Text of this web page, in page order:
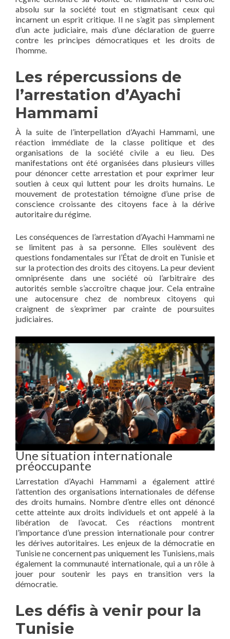
absolu sur la société tout en stigmatisant ceux qui
incarnent un esprit critique. Il ne s’agit pas simplement
d’un acte judiciaire, mais d’une déclaration de guerre
contre les principes démocratiques et les droits de
l’homme.
Les répercussions de
l’arrestation d’Ayachi
Hammami
À la suite de l’interpellation d’Ayachi Hammami, une
réaction immédiate de la classe politique et des
organisations de la société civile a eu lieu. Des
manifestations ont été organisées dans plusieurs villes
pour dénoncer cette arrestation et pour exprimer leur
soutien à ceux qui luttent pour les droits humains. Le
mouvement de protestation témoigne d’une prise de
conscience croissante des citoyens face à la dérive
autoritaire du régime.
Les conséquences de l’arrestation d’Ayachi Hammami ne
se limitent pas à sa personne. Elles soulèvent des
questions fondamentales sur l’État de droit en Tunisie et
sur la protection des droits des citoyens. La peur devient
omniprésente dans une société où l’arbitraire des
autorités semble s’accroître chaque jour. Cela entraîne
une autocensure chez de nombreux citoyens qui
craignent de s’exprimer par crainte de poursuites
judiciaires.
Une situation internationale
préoccupante
L’arrestation d’Ayachi Hammami a également attiré
l’attention des organisations internationales de défense
des droits humains. Nombre d’entre elles ont dénoncé
cette atteinte aux droits individuels et ont appelé à la
libération de l’avocat. Ces réactions montrent
l’importance d’une pression internationale pour contrer
les dérives autoritaires. Les enjeux de la démocratie en
Tunisie ne concernent pas uniquement les Tunisiens, mais
également la communauté internationale, qui a un rôle à
jouer pour soutenir les pays en transition vers la
démocratie.
Les défis à venir pour la
Tunisie